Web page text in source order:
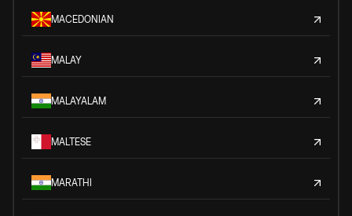
MACEDONIAN
MALAY
MALAYALAM
MALTESE
MARATHI